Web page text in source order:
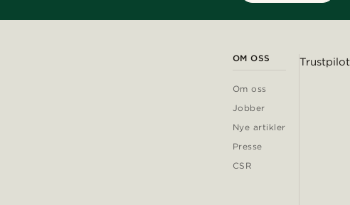
OM OSS
Om oss
Jobber
Nye artikler
Presse
CSR
Trustpilot